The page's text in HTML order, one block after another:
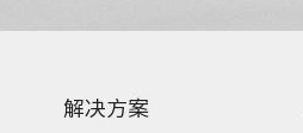
解决方案